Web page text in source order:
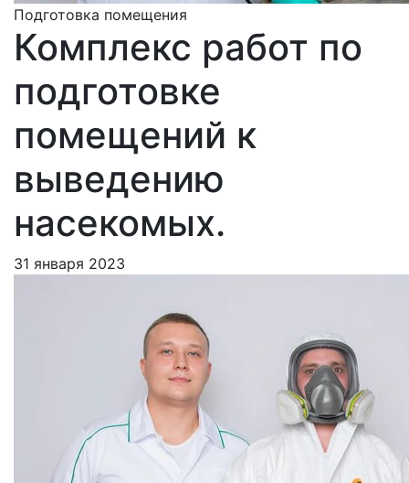
Подготовка помещения
Комплекс работ по
подготовке
помещений к
выведению
насекомых.
31 января 2023